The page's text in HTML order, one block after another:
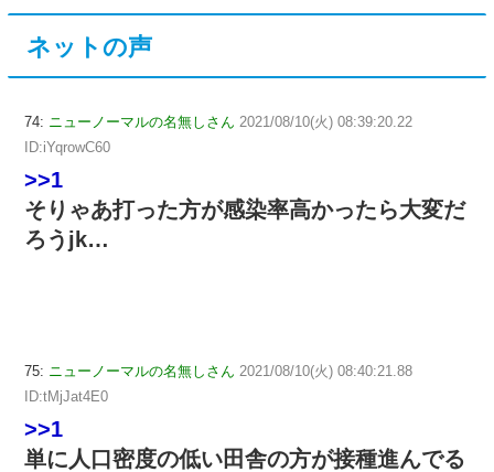
ネットの声
74: ニューノーマルの名無しさん 2021/08/10(火) 08:39:20.22
ID:iYqrowC60
>>1
そりゃあ打った方が感染率高かったら大変だ
ろうjk…
75: ニューノーマルの名無しさん 2021/08/10(火) 08:40:21.88
ID:tMjJat4E0
>>1
単に人口密度の低い田舎の方が接種進んでる